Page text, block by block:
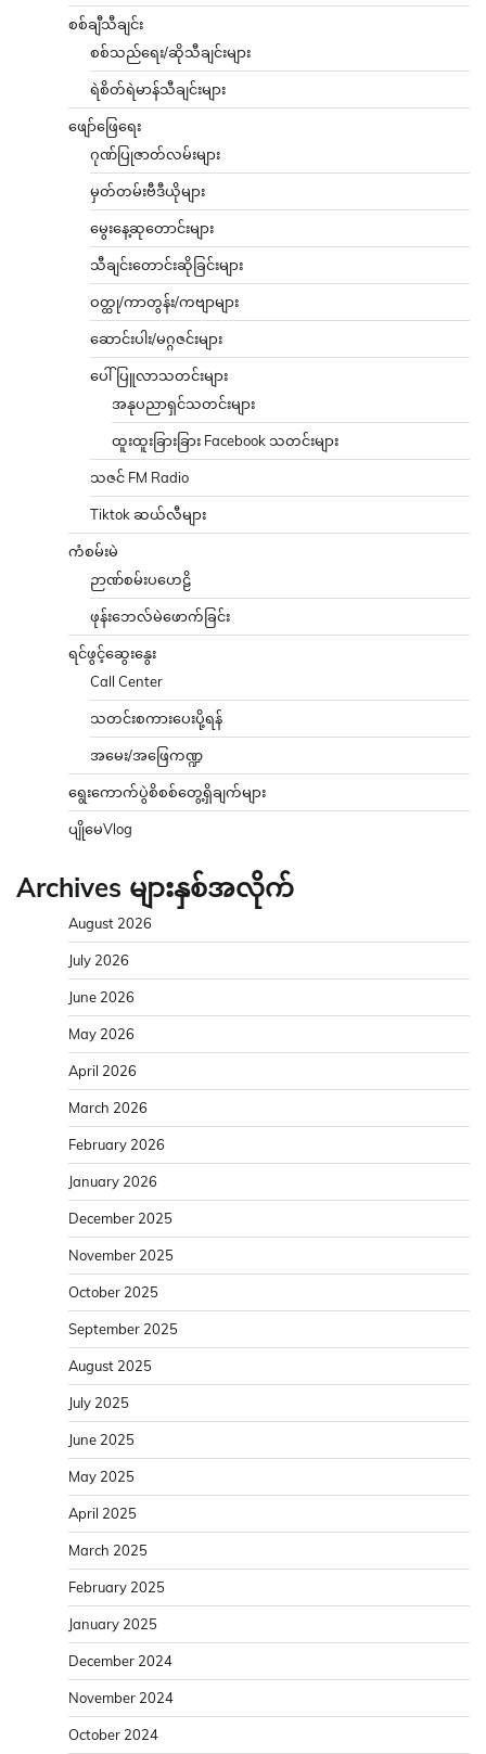
စစ်ချီသီချင်း
စစ်သည်ရေး/ဆိုသီချင်းများ
ရဲစိတ်ရဲမာန်သီချင်းများ
ဖျော်ဖြေရေး
ဂုဏ်ပြုဇာတ်လမ်းများ
မှတ်တမ်းဗီဒီယိုများ
မွေးနေ့ဆုတောင်းများ
သီချင်းတောင်းဆိုခြင်းများ
ဝတ္ထု/ကာတွန်း/ကဗျာများ
ဆောင်းပါး/မဂ္ဂဇင်းများ
ပေါ်ပြူလာသတင်းများ
အနုပညာရှင်သတင်းများ
ထူးထူးခြားခြား Facebook သတင်းများ
သဇင် FM Radio
Tiktok ဆယ်လီများ
ကံစမ်းမဲ
ဉာဏ်စမ်းပဟေဠိ
ဖုန်းဘေလ်မဲဖောက်ခြင်း
ရင်ဖွင့်ဆွေးနွေး
Call Center
သတင်းစကားပေးပို့ရန်
အမေး/အဖြေကဏ္ဍ
ရွေးကောက်ပွဲစိစစ်တွေ့ရှိချက်များ
ပျိုမေVlog
Archives များနှစ်အလိုက်
August 2026
July 2026
June 2026
May 2026
April 2026
March 2026
February 2026
January 2026
December 2025
November 2025
October 2025
September 2025
August 2025
July 2025
June 2025
May 2025
April 2025
March 2025
February 2025
January 2025
December 2024
November 2024
October 2024